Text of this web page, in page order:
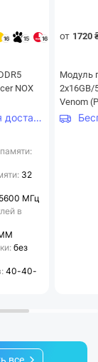
16 15 16
NOX
2)Бесплатная доставка
32
5600 МГц
в
без
40-40-
от 1720
Модуль
2x16GB/
Venom
все